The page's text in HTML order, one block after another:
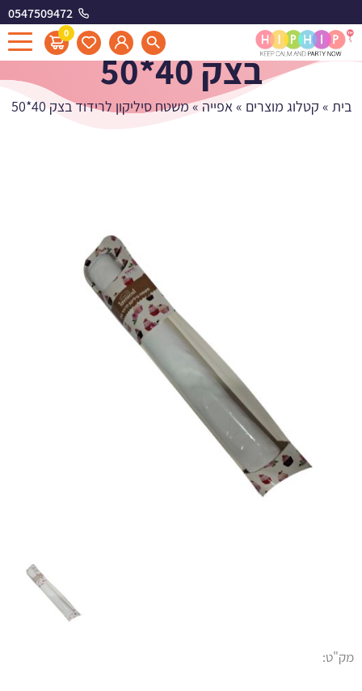
0547509472
0
משטח סיליקון לרידוד
בצק 40*50
בית » קטלוג מוצרים »אפייה»משטח סיליקון לרידוד בצק 40*50
מק"ט: